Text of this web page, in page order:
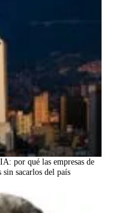
por qué las empresas de
sacarlos del país